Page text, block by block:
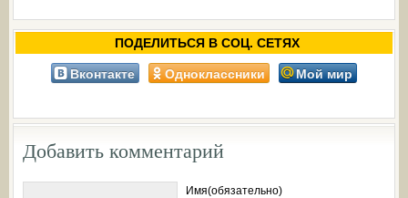
ПОДЕЛИТЬСЯ В СОЦ. СЕТЯХ
Вконтакте Одноклассники Мой мир
Добавить комментарий
Имя(обязательно)